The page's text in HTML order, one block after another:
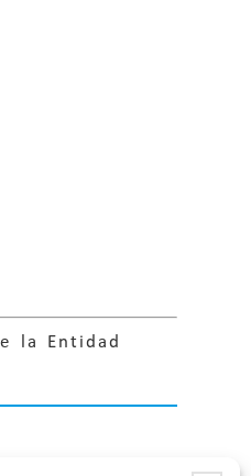
la Entidad